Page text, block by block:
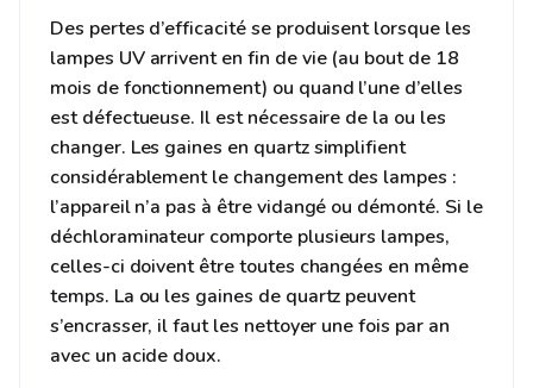
Des pertes d’efficacité se produisent lorsque les
lampes UV arrivent en fin de vie (au bout de 18
mois de fonctionnement) ou quand l’une d’elles
est défectueuse. Il est nécessaire de la ou les
changer. Les gaines en quartz simplifient
considérablement le changement des lampes :
l’appareil n’a pas à être vidangé ou démonté. Si le
déchloraminateur comporte plusieurs lampes,
celles-ci doivent être toutes changées en même
temps. La ou les gaines de quartz peuvent
s’encrasser, il faut les nettoyer une fois par an
avec un acide doux.